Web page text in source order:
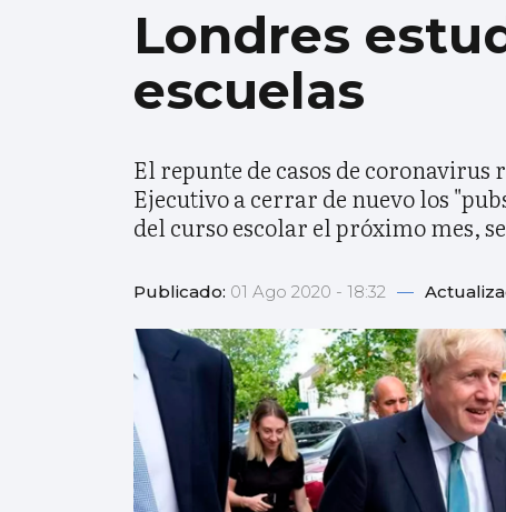
Londres
escuelas
El repunte de casos de
Ejecutivo a cerrar de nuevo los
del curso escolar el próximo mes,
Publicado: 01 Ago 2020 - 18:32 —